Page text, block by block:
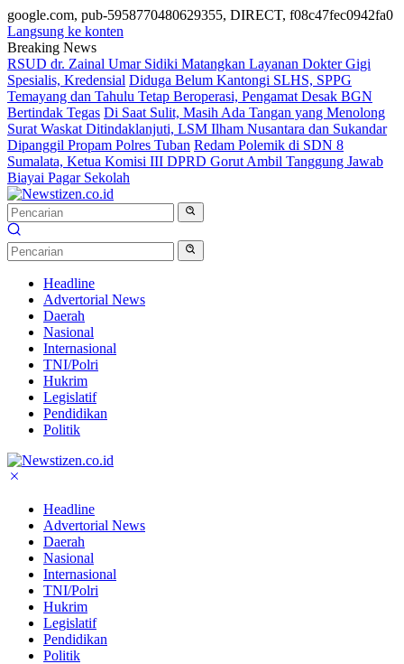
google.com, pub-5958770480629355, DIRECT, f08c47fec0942fa0
Langsung ke konten
Breaking News
RSUD dr. Zainal Umar Sidiki Matangkan Layanan Dokter Gigi
Spesialis, Kredensial Diduga Belum Kantongi SLHS, SPPG
Temayang dan Tahulu Tetap Beroperasi, Pengamat Desak BGN
Bertindak Tegas Di Saat Sulit, Masih Ada Tangan yang Menolong
Surat Waskat Ditindaklanjuti, LSM Ilham Nusantara dan Sukandar
Dipanggil Propam Polres Tuban Redam Polemik di SDN 8
Sumalata, Ketua Komisi III DPRD Gorut Ambil Tanggung Jawab
Biayai Pagar Sekolah
Headline
Advertorial News
Daerah
Nasional
Internasional
TNI/Polri
Hukrim
Legislatif
Pendidikan
Politik
Headline
Advertorial News
Daerah
Nasional
Internasional
TNI/Polri
Hukrim
Legislatif
Pendidikan
Politik